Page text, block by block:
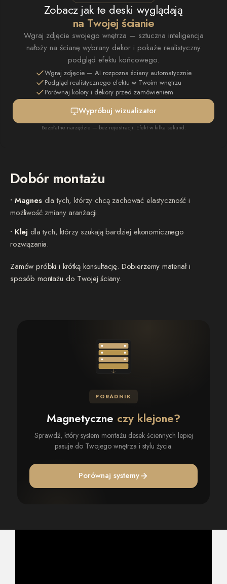
Zobacz jak te deski wyglądają
na Twojej ścianie
Wgraj zdjęcie swojego wnętrza — sztuczna inteligencja
nałoży na ścianę wybrany dekor i pokaże realistyczny
podgląd efektu końcowego.
Wgraj zdjęcie — AI rozpozna ściany automatycznie
Podgląd realistycznego efektu w Twoim wnętrzu
Porównaj kolory i dekory przed zamówieniem
Wypróbuj wizualizator
Bezpłatne narzędzie — bez rejestracji. Efekt w kilka sekund.
Dobór montażu
• Magnesdla tych, którzy chcą zachować elastyczność i
możliwość zmiany aranżacji.
• Klej dla tych, którzy szukają bardziej ekonomicznego
rozwiązania.
Zamów próbki i krótką konsultację. Dobierzemy materiał i
sposób montażu do Twojej ściany.
PORADNIK
Magnetyczne czy klejone?
Sprawdź, który system montażu desek ściennych lepiej
pasuje do Twojego wnętrza i stylu życia.
Porównaj systemy